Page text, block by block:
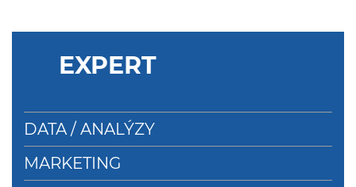
EXPERT
DATA / ANALÝZY
MARKETING